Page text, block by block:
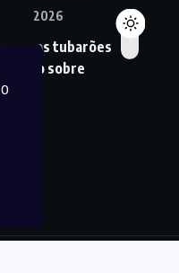
2026
aos tubarões
sobre